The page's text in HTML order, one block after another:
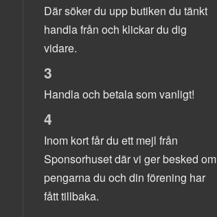
Där söker du upp butiken du tänkt
handla från och klickar du dig
vidare.
3
Handla och betala som vanligt!
4
Inom kort får du ett mejl från
Sponsorhuset där vi ger besked om
pengarna du och din förening har
fått tillbaka.